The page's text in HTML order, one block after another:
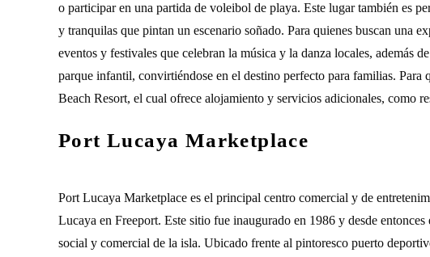
o participar en una partida de voleibol de playa. Este lugar también es
y tranquilas que pintan un escenario soñado. Para quienes buscan una
eventos y festivales que celebran la música y la danza locales, además
parque infantil, convirtiéndose en el destino perfecto para familias. Para
Beach Resort, el cual ofrece alojamiento y servicios adicionales, como
Port Lucaya Marketplace
Port Lucaya Marketplace es el principal centro comercial y de
Lucaya en Freeport. Este sitio fue inaugurado en 1986 y desde
social y comercial de la isla. Ubicado frente al pintoresco puerto